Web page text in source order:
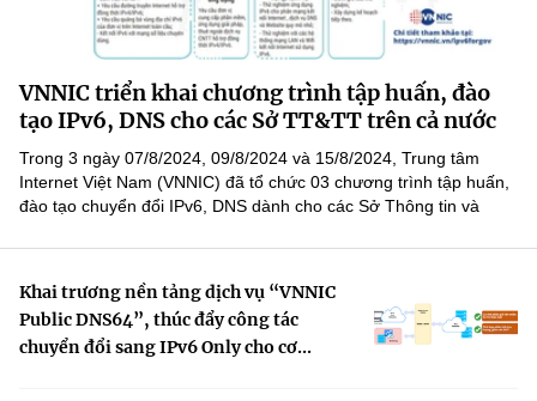
VNNIC triển khai chương trình tập huấn, đào
tạo IPv6, DNS cho các Sở TT&TT trên cả nước
Trong 3 ngày 07/8/2024, 09/8/2024 và 15/8/2024, Trung tâm
Internet Việt Nam (VNNIC) đã tổ chức 03 chương trình tập huấn,
đào tạo chuyển đổi IPv6, DNS dành cho các Sở Thông tin và
Khai trương nền tảng dịch vụ “VNNIC
Public DNS64”, thúc đẩy công tác
chuyển đổi sang IPv6 Only cho cơ...